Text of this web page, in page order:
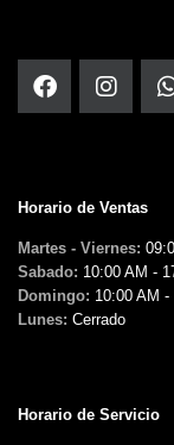
Horario de Ventas
Martes - Viernes:
Sabado: 10:00 AM -
Domingo: 10:00 AM -
Lunes: Cerrado
Horario de Servicio